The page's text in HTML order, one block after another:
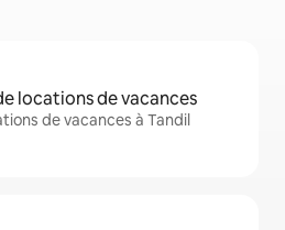
locations de vacances
de vacances à Tandil